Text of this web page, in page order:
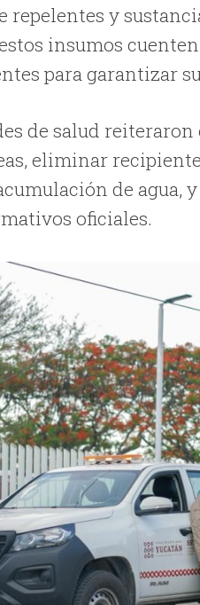
repelentes y
insumos
para garantizar
de salud
eliminar
de agua,
oficiales.